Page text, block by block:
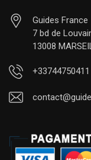
Guides France
7 bd de
13008
+33744750411